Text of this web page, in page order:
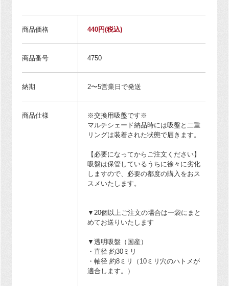
商品価格 440円(税込)
商品番号 4750
納期 2〜5営業日で発送
商品仕様
※交換用吸盤です※
マルチシェード納品時には吸盤と二重
リングは装着された状態で届きます。
【必要になってからご注文ください】
吸盤は保管しているうちに徐々に劣化
しますので、必要の都度の購入をおス
スメいたします。
▼20個以上ご注文の場合は一袋にまと
めてお送りいたします
▼透明吸盤（国産）
・直径 約30ミリ
・軸径 約8ミリ（10ミリ穴のハトメが
適合します。）